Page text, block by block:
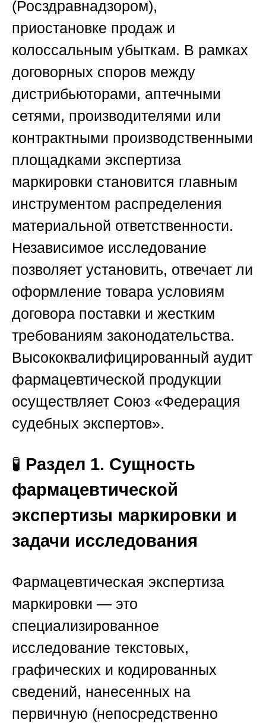
(Росздравнадзором),
приостановке продаж и
колоссальным убыткам. В рамках
договорных споров между
дистрибьюторами, аптечными
сетями, производителями или
контрактными производственными
площадками экспертиза
маркировки становится главным
инструментом распределения
материальной ответственности.
Независимое исследование
позволяет установить, отвечает ли
оформление товара условиям
договора поставки и жестким
требованиям законодательства.
Высококвалифицированный аудит
фармацевтической продукции
осуществляет Союз «Федерация
судебных экспертов».
🧪 Раздел 1. Сущность
фармацевтической
экспертизы маркировки и
задачи исследования
Фармацевтическая экспертиза
маркировки — это
специализированное
исследование текстовых,
графических и кодированных
сведений, нанесенных на
первичную (непосредственно